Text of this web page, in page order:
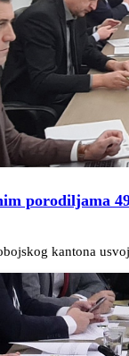
porodiljama
kantona